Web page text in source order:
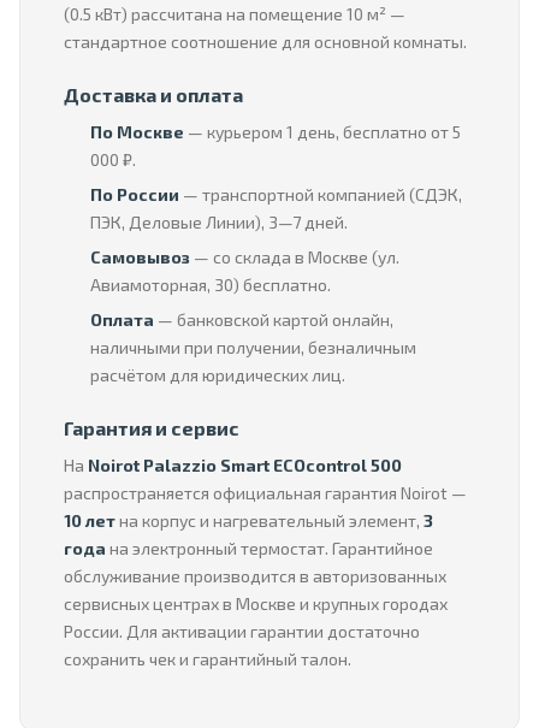
(0.5 кВт) рассчитана на помещение 10 м² —
стандартное соотношение для основной комнаты.
Доставка и оплата
По Москве — курьером 1 день, бесплатно от 5
000 ₽.
По России — транспортной компанией (СДЭК,
ПЭК, Деловые Линии), 3—7 дней.
Самовывоз — со склада в Москве (ул.
Авиамоторная, 30) бесплатно.
Оплата — банковской картой онлайн,
наличными при получении, безналичным
расчётом для юридических лиц.
Гарантия и сервис
На Noirot Palazzio Smart ECOcontrol 500
распространяется официальная гарантия Noirot —
10 летна корпус и нагревательный элемент, 3
года на электронный термостат. Гарантийное
обслуживание производится в авторизованных
сервисных центрах в Москве и крупных городах
России. Для активации гарантии достаточно
сохранить чек и гарантийный талон.